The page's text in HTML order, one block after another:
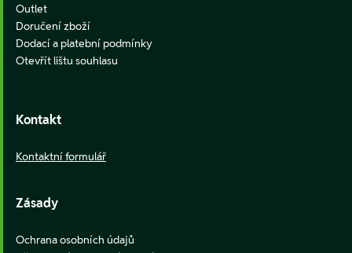
Outlet
Doručení zboží
Dodací a platební podmínky
Otevřít lištu souhlasu
Kontakt
Kontaktní formulář
Zásady
Ochrana osobních údajů